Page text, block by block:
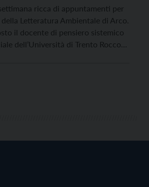
ricca di appuntamenti per
della Letteratura Ambientale di Arco.
il docente di pensiero sistemico
dell’Università di Trento Rocco